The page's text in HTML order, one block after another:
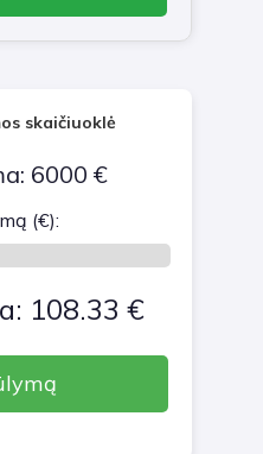
skaičiuoklė
6000 €
(€):
108.33 €